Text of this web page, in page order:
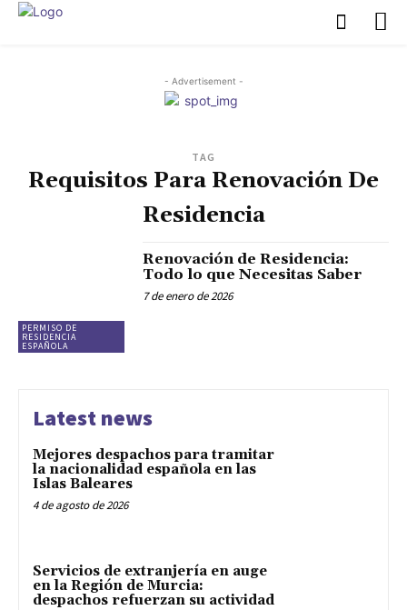
- Advertisement -
TAG
Requisitos Para Renovación De
Residencia
PERMISO DE
RESIDENCIA
ESPAÑOLA
Renovación de Residencia:
Todo lo que Necesitas Saber
7 de enero de 2026
Latest news
Mejores despachos para tramitar
la nacionalidad española en las
Islas Baleares
4 de agosto de 2026
Servicios de extranjería en auge
en la Región de Murcia:
despachos refuerzan su actividad